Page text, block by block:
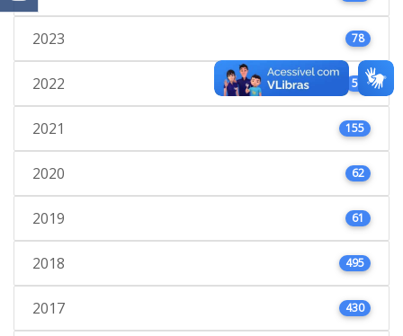
2023 78
2022 53
2021 155
2020 62
2019 61
2018 495
2017 430